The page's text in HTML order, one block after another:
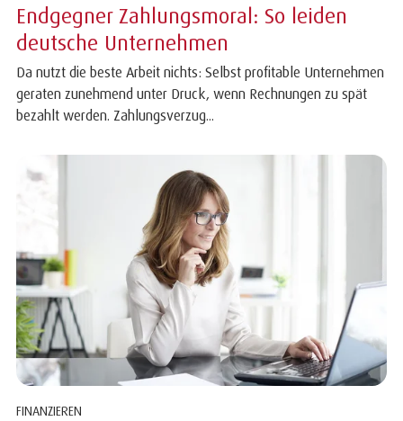
Endgegner Zahlungsmoral: So leiden
deutsche Unternehmen
Da nutzt die beste Arbeit nichts: Selbst profitable Unternehmen
geraten zunehmend unter Druck, wenn Rechnungen zu spät
bezahlt werden. Zahlungsverzug...
FINANZIEREN